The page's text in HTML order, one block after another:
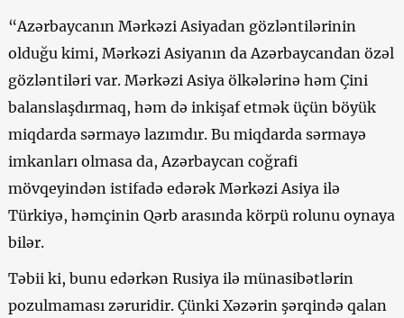
“Azərbaycanın Mərkəzi Asiyadan gözləntilərinin
olduğu kimi, Mərkəzi Asiyanın da Azərbaycandan özəl
gözləntiləri var. Mərkəzi Asiya ölkələrinə həm Çini
balanslaşdırmaq, həm də inkişaf etmək üçün böyük
miqdarda sərmayə lazımdır. Bu miqdarda sərmayə
imkanları olmasa da, Azərbaycan coğrafi
mövqeyindən istifadə edərək Mərkəzi Asiya ilə
Türkiyə, həmçinin Qərb arasında körpü rolunu oynaya
bilər.
Təbii ki, bunu edərkən Rusiya ilə münasibətlərin
pozulmaması zəruridir. Çünki Xəzərin şərqində qalan